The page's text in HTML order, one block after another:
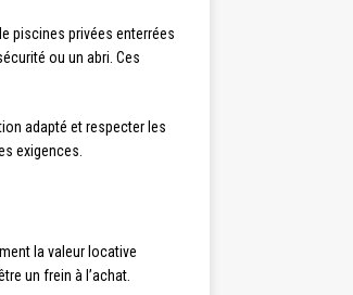
piscines privées enterrées
ou un abri. Ces
adapté et respecter les
exigences.
la valeur locative
un frein à l’achat.